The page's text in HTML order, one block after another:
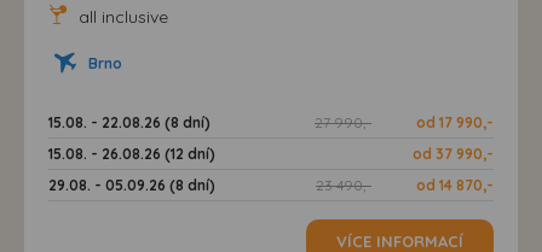
all inclusive
Brno
15.08. - 22.08.26 (8 dní) 27 990,-
od 17 990,-
15.08. - 26.08.26 (12 dní)
od 37 990,-
29.08. - 05.09.26 (8 dní)
23 490,- od 14 870,-
VÍCE INFORMACÍ